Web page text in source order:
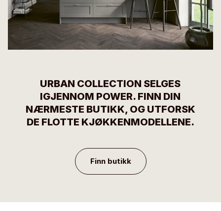
URBAN COLLECTION SELGES
IGJENNOM POWER. FINN DIN
NÆRMESTE BUTIKK, OG UTFORSK
DE FLOTTE KJØKKENMODELLENE.
Finn butikk